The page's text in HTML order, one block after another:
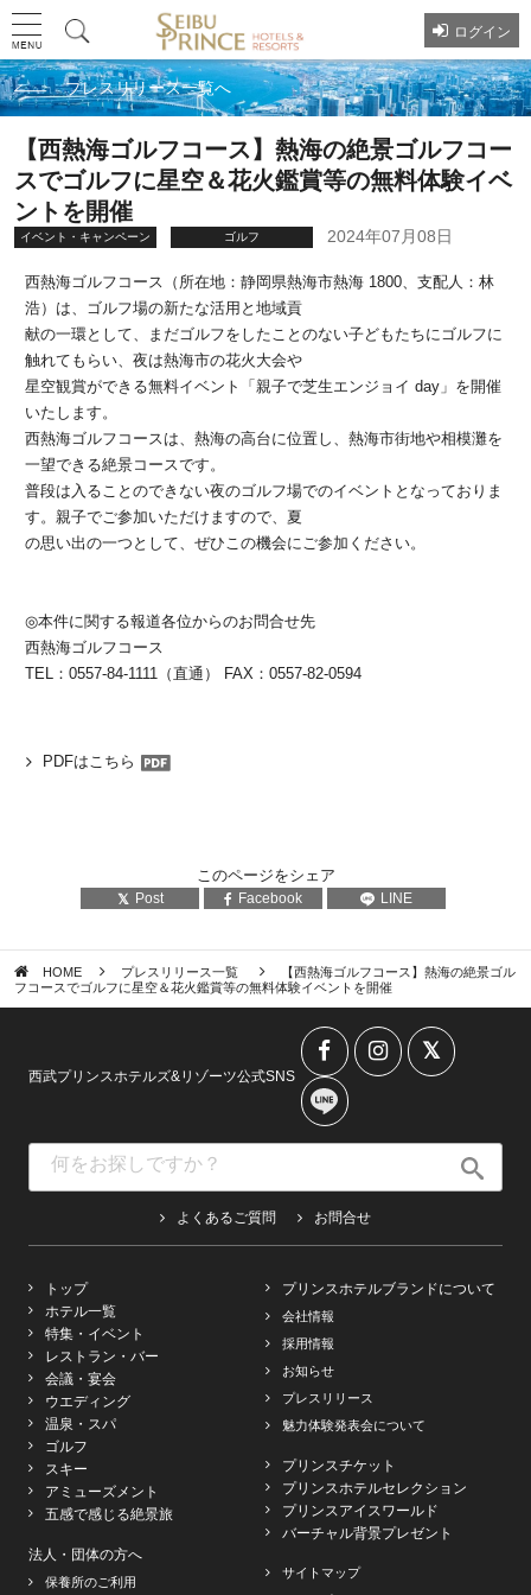
ログイン
プレスリリース一覧へ
【西熱海ゴルフコース】熱海の絶景ゴルフコー
スでゴルフに星空＆花火鑑賞等の無料体験イベ
ントを開催
イベント・キャンペーン ゴルフ 2024年07月08日
西熱海ゴルフコース（所在地：静岡県熱海市熱海 1800、支配人：林
浩）は、ゴルフ場の新たな活用と地域貢
献の一環として、まだゴルフをしたことのない子どもたちにゴルフに
触れてもらい、夜は熱海市の花火大会や
星空観賞ができる無料イベント「親子で芝生エンジョイ day」を開催
いたします。
西熱海ゴルフコースは、熱海の高台に位置し、熱海市街地や相模灘を
一望できる絶景コースです。
普段は入ることのできない夜のゴルフ場でのイベントとなっておりま
す。親子でご参加いただけますので、夏
の思い出の一つとして、ぜひこの機会にご参加ください。
◎本件に関する報道各位からのお問合せ先
西熱海ゴルフコース
TEL：0557-84-1111（直通） FAX：0557-82-0594
PDFはこちら
このページをシェア
Post Facebook LINE
HOME プレスリリース一覧
【西熱海ゴルフコース】熱海の絶景ゴル
フコースでゴルフに星空＆花火鑑賞等の無料体験イベントを開催
西武プリンスホテルズ&リゾーツ公式SNS
よくあるご質問 お問合せ
トップ
ホテル一覧
特集・イベント
レストラン・バー
会議・宴会
ウエディング
温泉・スパ
ゴルフ
スキー
アミューズメント
五感で感じる絶景旅
法人・団体の方へ
保養所のご利用
プリンスホテルブランドについて
会社情報
採用情報
お知らせ
プレスリリース
魅力体験発表会について
プリンスチケット
プリンスホテルセレクション
プリンスアイスワールド
バーチャル背景プレゼント
サイトマップ